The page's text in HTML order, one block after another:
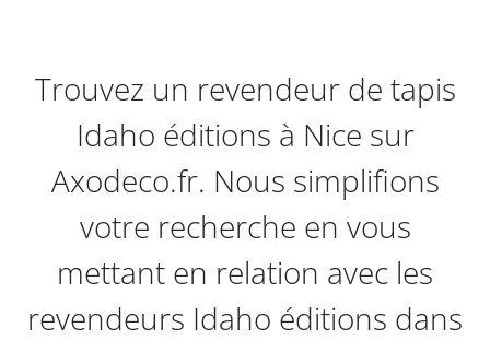
Trouvez un revendeur de tapis
Idaho éditions à Nice sur
Axodeco.fr. Nous simplifions
votre recherche en vous
mettant en relation avec les
revendeurs Idaho éditions dans